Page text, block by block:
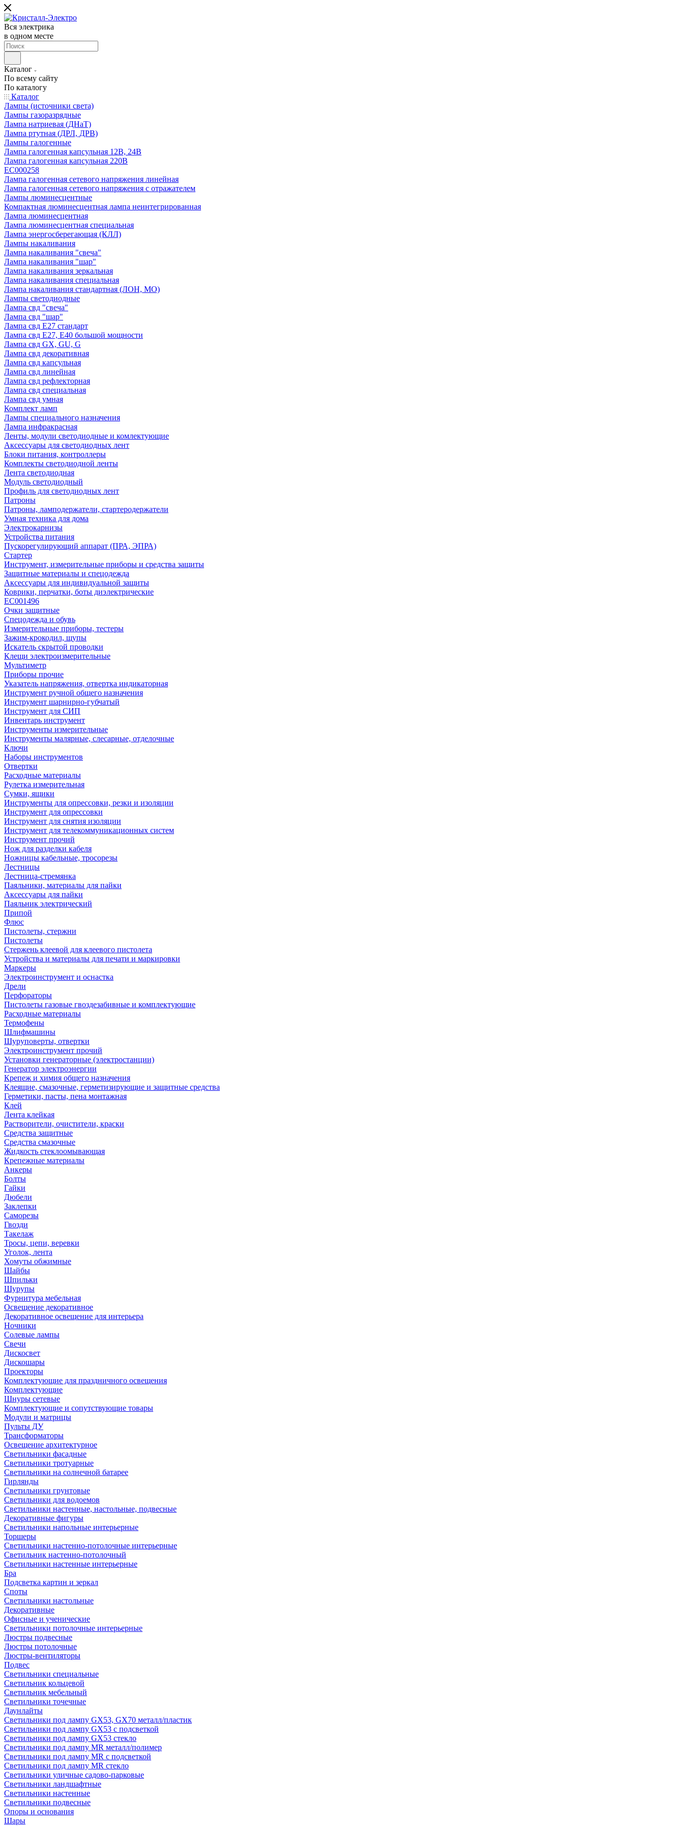
Вся электрика
в одном месте
Каталог
По всему сайту
По каталогу
Каталог
Лампы (источники света)
Лампы газоразрядные
Лампа натриевая (ДНаТ)
Лампа ртутная (ДРЛ, ДРВ)
Лампы галогенные
Лампа галогенная капсульная 12В, 24В
Лампа галогенная капсульная 220В
EC000258
Лампа галогенная сетевого напряжения линейная
Лампа галогенная сетевого напряжения с отражателем
Лампы люминесцентные
Компактная люминесцентная лампа неинтегрированная
Лампа люминесцентная
Лампа люминесцентная специальная
Лампа энергосберегающая (КЛЛ)
Лампы накаливания
Лампа накаливания "свеча"
Лампа накаливания "шар"
Лампа накаливания зеркальная
Лампа накаливания специальная
Лампа накаливания стандартная (ЛОН, МО)
Лампы светодиодные
Лампа свд "свеча"
Лампа свд "шар"
Лампа свд E27 стандарт
Лампа свд E27, Е40 большой мощности
Лампа свд GX, GU, G
Лампа свд декоративная
Лампа свд капсульная
Лампа свд линейная
Лампа свд рефлекторная
Лампа свд специальная
Лампа свд умная
Комплект ламп
Лампы специального назначения
Лампа инфракрасная
Ленты, модули светодиодные и комлектующие
Аксессуары для светодиодных лент
Блоки питания, контроллеры
Комплекты светодиодной ленты
Лента светодиодная
Модуль светодиодный
Профиль для светодиодных лент
Патроны
Патроны, ламподержатели, стартеродержатели
Умная техника для дома
Электрокарнизы
Устройства питания
Пускорегулирующий аппарат (ПРА, ЭПРА)
Стартер
Инструмент, измерительные приборы и средства защиты
Защитные материалы и спецодежда
Аксессуары для индивидуальной защиты
Коврики, перчатки, боты диэлектрические
EC001496
Очки защитные
Спецодежда и обувь
Измерительные приборы, тестеры
Зажим-крокодил, щупы
Искатель скрытой проводки
Клещи электроизмерительные
Мультиметр
Приборы прочие
Указатель напряжения, отвертка индикаторная
Инструмент ручной общего назначения
Инструмент шарнирно-губчатый
Инструмент для СИП
Инвентарь инструмент
Инструменты измерительные
Инструменты малярные, слесарные, отделочные
Ключи
Наборы инструментов
Отвертки
Расходные материалы
Рулетка измерительная
Сумки, ящики
Инструменты для опрессовки, резки и изоляции
Инструмент для опрессовки
Инструмент для снятия изоляции
Инструмент для телекоммуникационных систем
Инструмент прочий
Нож для разделки кабеля
Ножницы кабельные, тросорезы
Лестницы
Лестница-стремянка
Паяльники, материалы для пайки
Аксессуары для пайки
Паяльник электрический
Припой
Флюс
Пистолеты, стержни
Пистолеты
Стержень клеевой для клеевого пистолета
Устройства и материалы для печати и маркировки
Маркеры
Электроинструмент и оснастка
Дрели
Перфораторы
Пистолеты газовые гвоздезабивные и комплектующие
Расходные материалы
Термофены
Шлифмашины
Шуруповерты, отвертки
Электроинструмент прочий
Установки генераторные (электростанции)
Генератор электроэнергии
Крепеж и химия общего назначения
Клеящие, смазочные, герметизирующие и защитные средства
Герметики, пасты, пена монтажная
Клей
Лента клейкая
Растворители, очистители, краски
Средства защитные
Средства смазочные
Жидкость стеклоомывающая
Крепежные материалы
Анкеры
Болты
Гайки
Дюбели
Заклепки
Саморезы
Гвозди
Такелаж
Тросы, цепи, веревки
Уголок, лента
Хомуты обжимные
Шайбы
Шпильки
Шурупы
Фурнитура мебельная
Освещение декоративное
Декоративное освещение для интерьера
Ночники
Солевые лампы
Свечи
Дискосвет
Дискошары
Проекторы
Комплектующие для праздничного освещения
Комплектующие
Шнуры сетевые
Комплектующие и сопутствующие товары
Модули и матрицы
Пульты ДУ
Трансформаторы
Освещение архитектурное
Светильники фасадные
Светильники тротуарные
Светильники на солнечной батарее
Гирлянды
Светильники грунтовые
Светильники для водоемов
Светильники настенные, настольные, подвесные
Декоративные фигуры
Светильники напольные интерьерные
Торшеры
Светильники настенно-потолочные интерьерные
Светильник настенно-потолочный
Светильники настенные интерьерные
Бра
Подсветка картин и зеркал
Споты
Светильники настольные
Декоративные
Офисные и ученические
Светильники потолочные интерьерные
Люстры подвесные
Люстры потолочные
Люстры-вентиляторы
Подвес
Светильники специальные
Светильник кольцевой
Светильник мебельный
Светильники точечные
Даунлайты
Светильники под лампу GX53, GX70 металл/пластик
Светильники под лампу GX53 с подсветкой
Светильники под лампу GX53 стекло
Светильники под лампу MR металл/полимер
Светильники под лампу MR с подсветкой
Светильники под лампу MR стекло
Светильники уличные садово-парковые
Светильники ландшафтные
Светильники настенные
Светильники подвесные
Опоры и основания
Шары